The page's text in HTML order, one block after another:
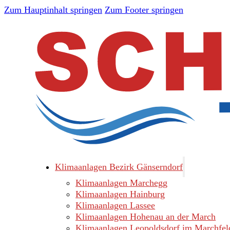
Zum Hauptinhalt springen Zum Footer springen
Klimaanlagen Bezirk Gänserndorf
Klimaanlagen Marchegg
Klimaanlagen Hainburg
Klimaanlagen Lassee
Klimaanlagen Hohenau an der March
Klimaanlagen Leopoldsdorf im